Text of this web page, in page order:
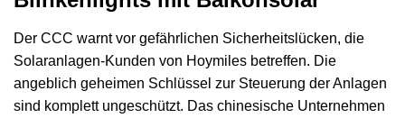
Der CCC warnt vor gefährlichen Sicherheitslücken, die
Solaranlagen-Kunden von Hoymiles betreffen. Die
angeblich geheimen Schlüssel zur Steuerung der Anlagen
sind komplett ungeschützt. Das chinesische Unternehmen